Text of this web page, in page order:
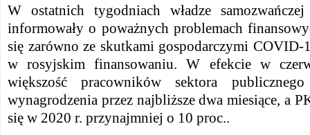
W ostatnich tygodniach władze
informowały o poważnych problemach
się zarówno ze skutkami gospodarczymi
w rosyjskim finansowaniu. W efekcie w
większość pracowników sektora
wynagrodzenia przez najbliższe dwa miesiące, a
się w 2020 r. przynajmniej o 10 proc..